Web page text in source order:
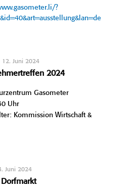
?
Juni 2024
2024
Gasometer
Uhr
Kommission Wirtschaft &
Juni 2024
Dorfmarkt